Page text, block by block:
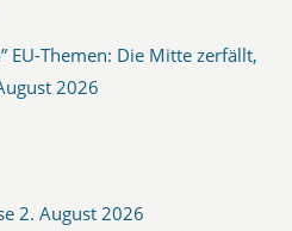
EU-Themen: Die Mitte zerfällt,
2026
2. August 2026